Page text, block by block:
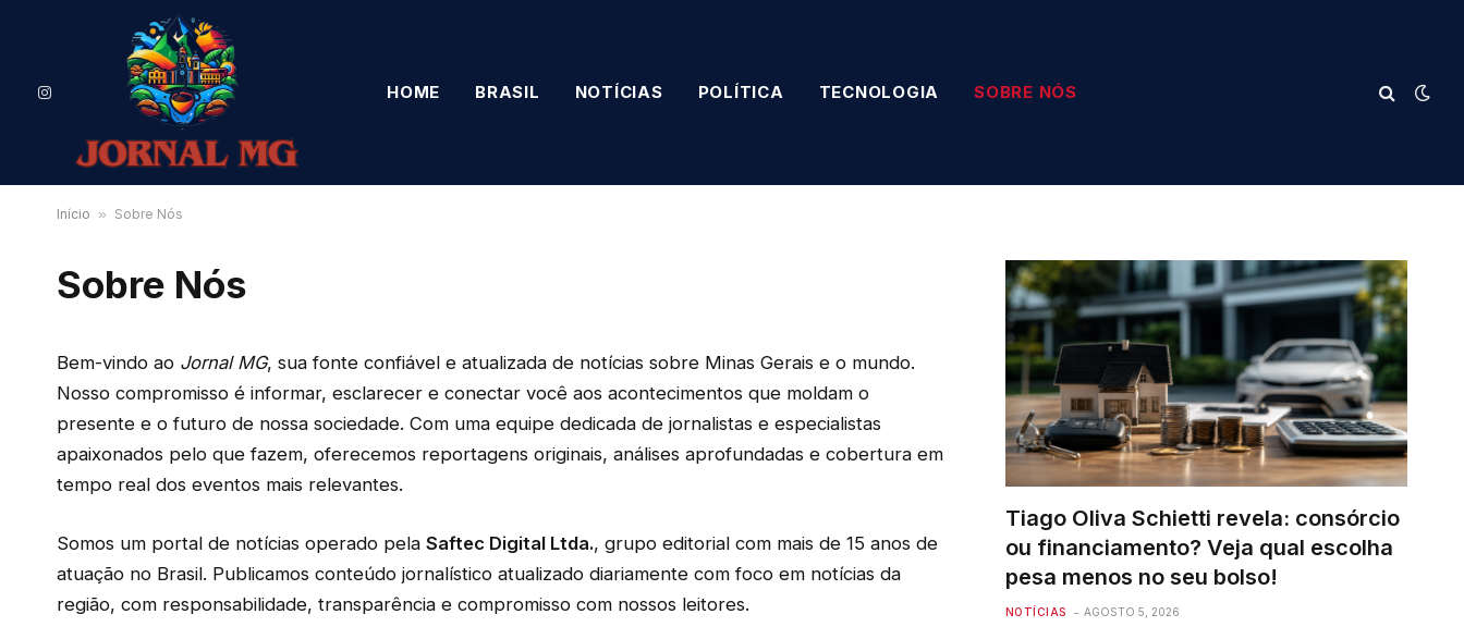
Instagram HOME BRASIL NOTÍCIAS POLÍTICA TECNOLOGIA SOBRE NÓS
Início » Sobre Nós
Sobre Nós
Bem-vindo ao Jornal MG, sua fonte confiável e atualizada de notícias sobre Minas Gerais e o mundo.
Nosso compromisso é informar, esclarecer e conectar você aos acontecimentos que moldam o
presente e o futuro de nossa sociedade. Com uma equipe dedicada de jornalistas e especialistas
apaixonados pelo que fazem, oferecemos reportagens originais, análises aprofundadas e cobertura em
tempo real dos eventos mais relevantes.
Somos um portal de notícias operado pela Saftec Digital Ltda., grupo editorial com mais de 15 anos de
atuação no Brasil. Publicamos conteúdo jornalístico atualizado diariamente com foco em notícias da
região, com responsabilidade, transparência e compromisso com nossos leitores.
Tiago Oliva Schietti revela: consórcio
ou financiamento? Veja qual escolha
pesa menos no seu bolso!
NOTÍCIAS AGOSTO 5, 2026